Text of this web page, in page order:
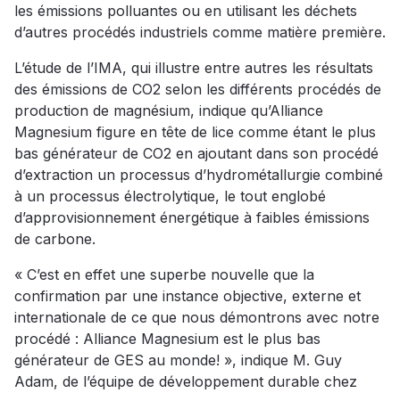
les émissions polluantes ou en utilisant les déchets
d’autres procédés industriels comme matière première.
L’étude de l’IMA, qui illustre entre autres les résultats
des émissions de CO2 selon les différents procédés de
production de magnésium, indique qu’Alliance
Magnesium figure en tête de lice comme étant le plus
bas générateur de CO2 en ajoutant dans son procédé
d’extraction un processus d’hydrométallurgie combiné
à un processus électrolytique, le tout englobé
d’approvisionnement énergétique à faibles émissions
de carbone.
« C’est en effet une superbe nouvelle que la
confirmation par une instance objective, externe et
internationale de ce que nous démontrons avec notre
procédé : Alliance Magnesium est le plus bas
générateur de GES au monde! », indique M. Guy
Adam, de l’équipe de développement durable chez